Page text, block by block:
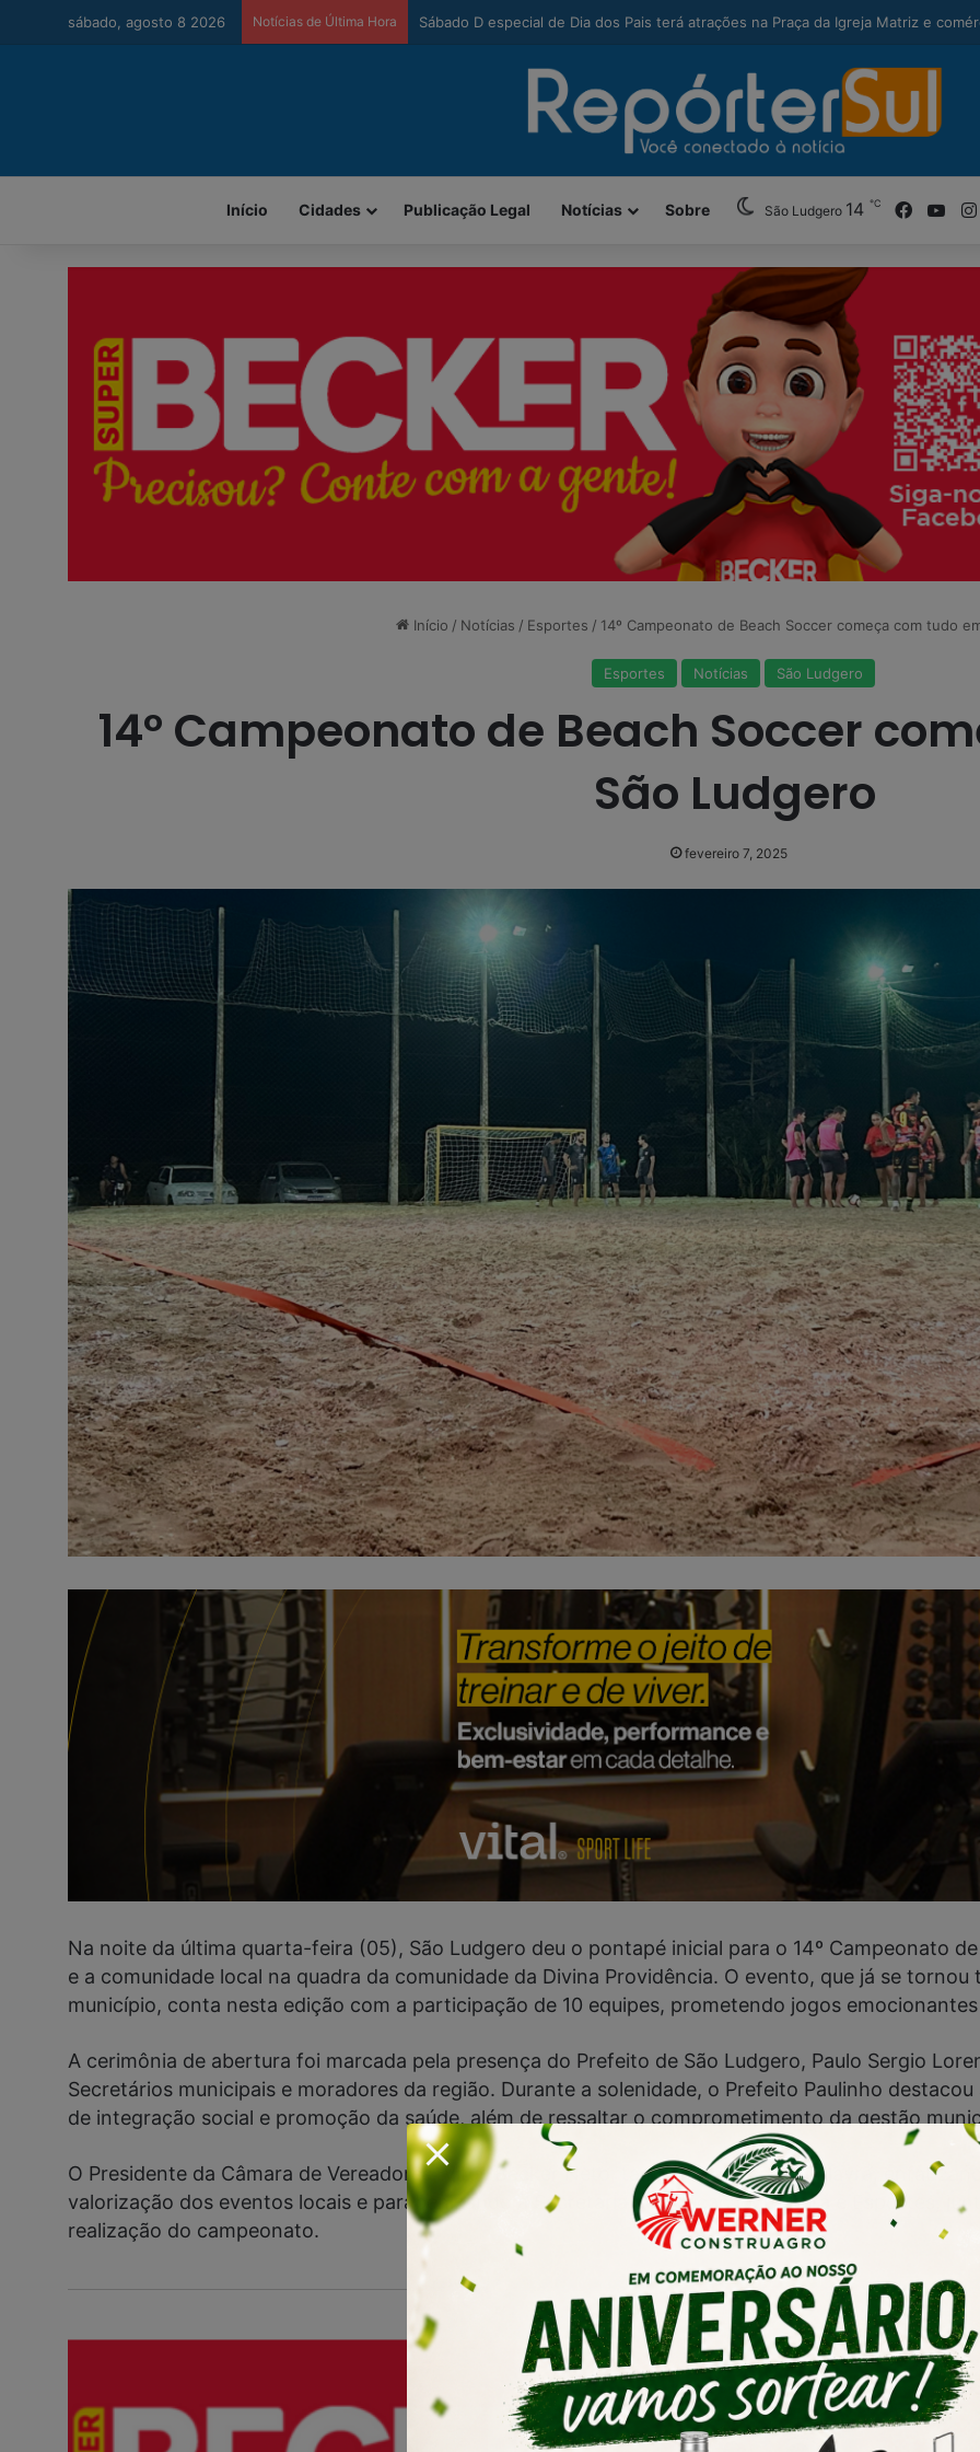
sábado, agosto 8 2026 Notícias de Última Hora Urussanga alcança maior Ideb da história e sobe 22 posições em Santa Catarina
Início Cidades Publicação Legal Notícias Sobre São Ludgero 14 ℃
Início / Notícias / Esportes / 14º Campeonato de Beach Soccer começa com tudo
Esportes Notícias São Ludgero
14º Campeonato de Beach Soccer
São Ludgero
fevereiro 7, 2025
Na noite da última quarta-feira (05), São Ludgero deu o pontapé inicial para o 14º Campeonato
e a comunidade local na quadra da comunidade da Divina Providência. O evento, que já se
município, conta nesta edição com a participação de 10 equipes, prometendo jogos
A cerimônia de abertura foi marcada pela presença do Prefeito de São Ludgero, Paulo Sergio
Secretários municipais e moradores da região. Durante a solenidade, o Prefeito Paulinho
de integração social e promoção da saúde, além de ressaltar o comprometimento da gestão
O Presidente da Câmara de Vereadores, Vitus Becker Neto, também fez uso da palavra,
valorização dos eventos locais e parabenizando à Secretaria de Educação, Cultura e Esportes,
realização do campeonato.
Continua após anúncio